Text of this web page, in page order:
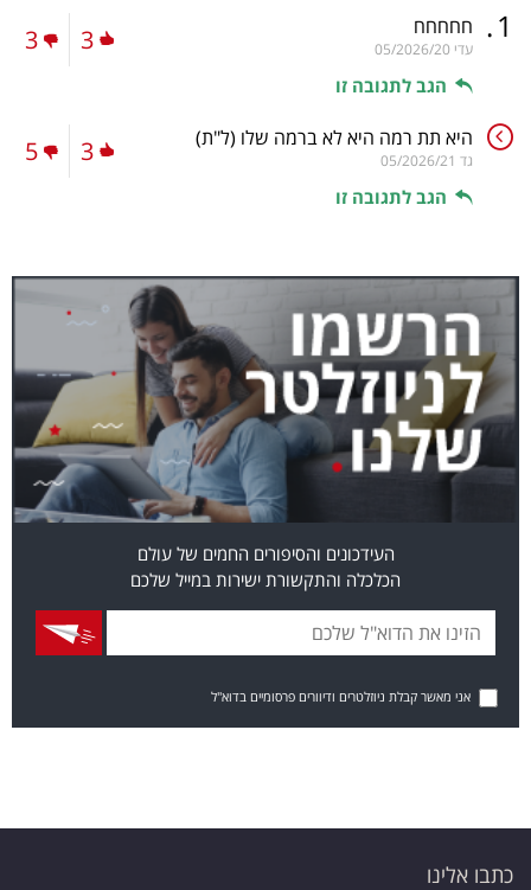
1
. חחחחח
עדי 05/2026/20
הגב לתגובה זו
3
3
היא תת רמה היא לא ברמה שלו (ל"ת)
גד 05/2026/21
הגב לתגובה זו
3
5
העידכונים והסיפורים החמים של עולם
הכלכלה והתקשורת ישירות במייל שלכם
אני מאשר קבלת ניוזלטרים ודיוורים פרסומיים בדוא"ל
כתבו אלינו